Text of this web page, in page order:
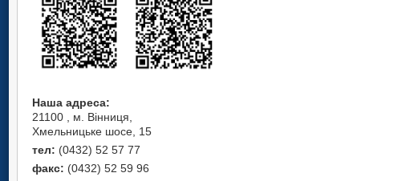
Наша адреса:
21100 , м. Вінниця,
Хмельницьке шосе, 15
тел: (0432) 52 57 77
факс: (0432) 52 59 96